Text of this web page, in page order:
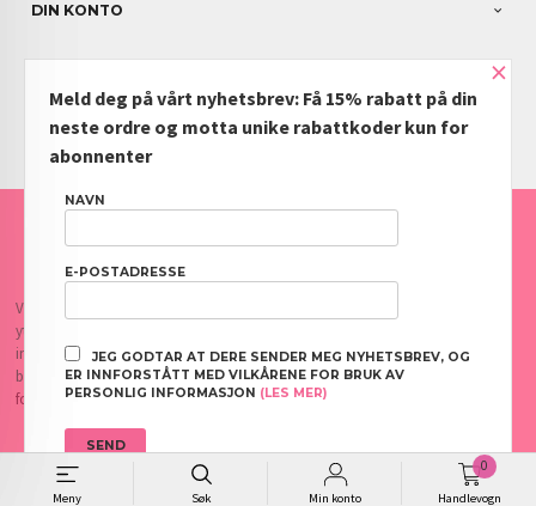
Meny Søk Min konto Handlevogn
0
DIN KONTO
NYHETSBREV
PARTNERE
FRAKT KJØPSBETINGELSER SIKKERHET OG PERSONVERN
Vår nettbutikk bruker cookies slik at du får en bedre kjøpsopplevelse og vi kan
yte deg bedre service. Vi bruker cookies hovedsaklig til å lagre
innloggingsdetaljer og huske hva du har puttet i handlekurven din. Fortsett å
bruke siden som normalt om du godtar dette.Les merellerendre innstillinger
for cookies.
×
Meld deg på vårt nyhetsbrev: Få 15% rabatt på din
neste ordre og motta unike rabattkoder kun for
abonnenter
NAVN
E-POSTADRESSE
JEG GODTAR AT DERE SENDER MEG NYHETSBREV, OG
ER INNFORSTÅTT MED VILKÅRENE FOR BRUK AV
PERSONLIG INFORMASJON (LES MER)
// B2B form additional text